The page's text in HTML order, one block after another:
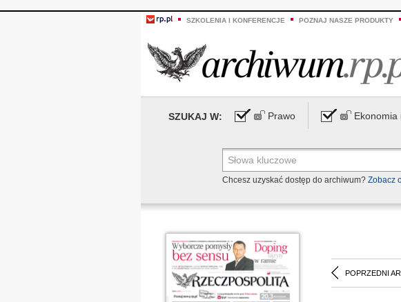
SZKOLENIA I KONFERENCJE POZNAJ NASZE PRODUKTY
SZUKAJ W: Prawo Ekonomia
Chcesz uzyskać dostęp do archiwum? Zobacz
POPRZEDNI